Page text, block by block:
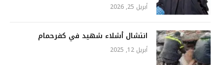
أبريل 25, 2026
انتشال أشلاء شهيد في كفرحمام
أبريل 12, 2025